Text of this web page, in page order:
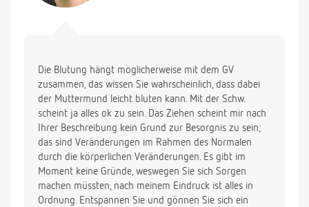
Die Blutung hängt möglicherweise mit dem GV
zusammen, das wissen Sie wahrscheinlich, dass dabei
der Muttermund leicht bluten kann. Mit der Schw.
scheint ja alles ok zu sein. Das Ziehen scheint mir nach
Ihrer Beschreibung kein Grund zur Besorgnis zu sein;
das sind Veränderungen im Rahmen des Normalen
durch die körperlichen Veränderungen. Es gibt im
Moment keine Gründe, weswegen Sie sich Sorgen
machen müssten, nach meinem Eindruck ist alles in
Ordnung. Entspannen Sie und gönnen Sie sich ein